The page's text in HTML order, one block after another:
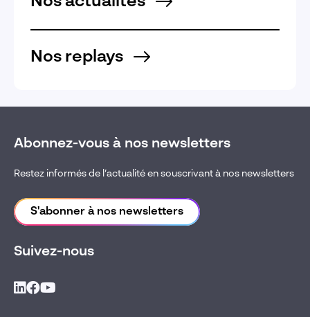
Nos replays
Abonnez-vous à nos newsletters
Restez informés de l’actualité en souscrivant à nos newsletters
S'abonner à nos newsletters
Suivez-nous